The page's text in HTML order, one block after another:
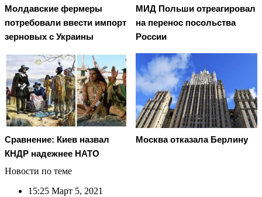
Молдавские фермеры
потребовали ввести импорт
зерновых с Украины
МИД Польши отреагировал
на перенос посольства
России
Сравнение: Киев назвал
КНДР надежнее НАТО
Москва отказала Берлину
Новости по теме
15:25 Март 5, 2021